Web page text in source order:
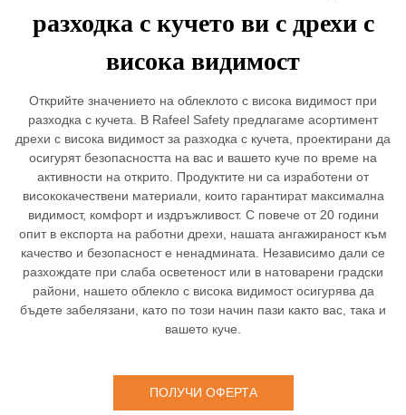
разходка с кучето ви с дрехи с
висока видимост
Открийте значението на облеклото с висока видимост при
разходка с кучета. В Rafeel Safety предлагаме асортимент
дрехи с висока видимост за разходка с кучета, проектирани да
осигурят безопасността на вас и вашето куче по време на
активности на открито. Продуктите ни са изработени от
висококачествени материали, които гарантират максимална
видимост, комфорт и издръжливост. С повече от 20 години
опит в експорта на работни дрехи, нашата ангажираност към
качество и безопасност е ненадмината. Независимо дали се
разхождате при слаба осветеност или в натоварени градски
райони, нашето облекло с висока видимост осигурява да
бъдете забелязани, като по този начин пази както вас, така и
вашето куче.
ПОЛУЧИ ОФЕРТА